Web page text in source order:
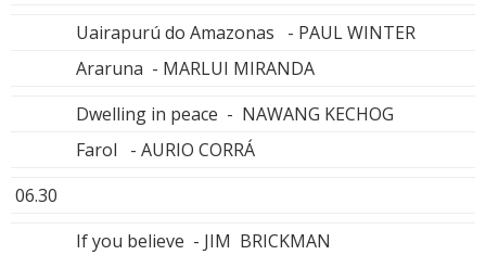
Uairapurú do Amazonas - PAUL WINTER
Araruna - MARLUI MIRANDA
Dwelling in peace - NAWANG KECHOG
Farol - AURIO CORRÁ
06.30
If you believe - JIM BRICKMAN